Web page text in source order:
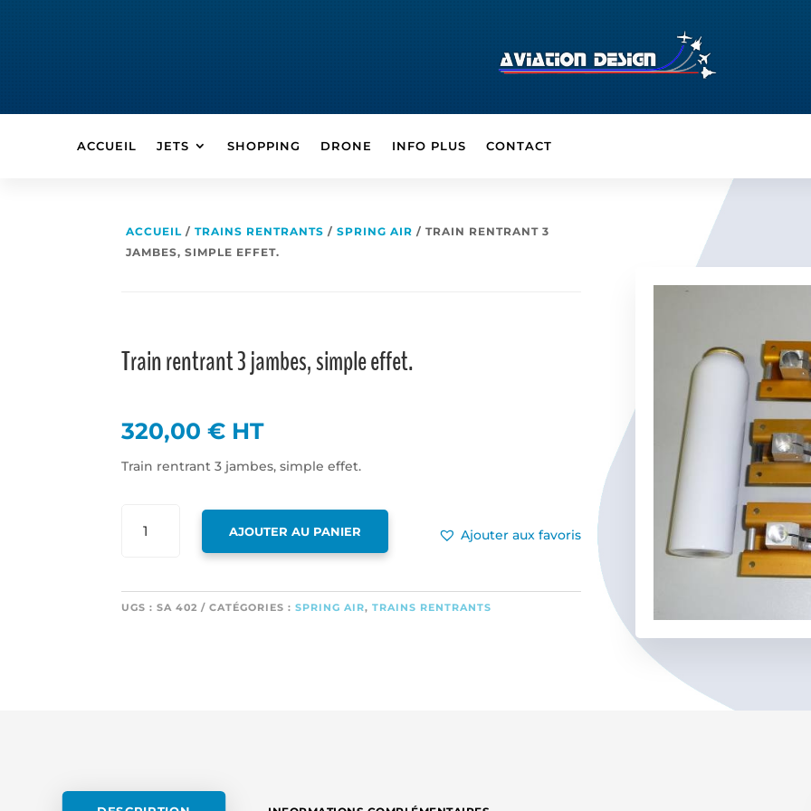
ACCUEIL JETS SHOPPING DRONE INFO PLUS CONTACT
ACCUEIL /TRAINS RENTRANTS /SPRING AIR / TRAIN RENTRANT 3
JAMBES, SIMPLE EFFET.
Train rentrant 3 jambes, simple effet.
320,00€ HT
Train rentrant 3 jambes, simple effet.
AJOUTER AU PANIER Ajouter aux favoris
UGS :SA 402 CATÉGORIES :SPRING AIR,TRAINS RENTRANTS